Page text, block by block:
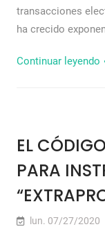
transacciones
ha crecido
Continuar leyendo
EL
PARA
lun. 07/27/2020